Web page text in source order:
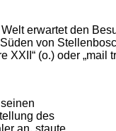
erwartet den
von
XXII“ (o.) oder „mail
des
an, staute